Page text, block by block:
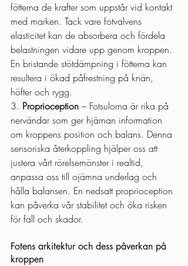
fötterna de krafter som uppstår vid kontakt
med marken. Tack vare fotvalvens
elasticitet kan de absorbera och fördela
belastningen vidare upp genom kroppen.
En bristande stötdämpning i fötterna kan
resultera i ökad påfrestning på knän,
höfter och rygg.
3. Proprioception – Fotsulorna är rika på
nervändar som ger hjärnan information
om kroppens position och balans. Denna
sensoriska återkoppling hjälper oss att
justera vårt rörelsemönster i realtid,
anpassa oss till ojämna underlag och
hålla balansen. En nedsatt proprioception
kan påverka vår stabilitet och öka risken
för fall och skador.
Fotens arkitektur och dess påverkan på
kroppen